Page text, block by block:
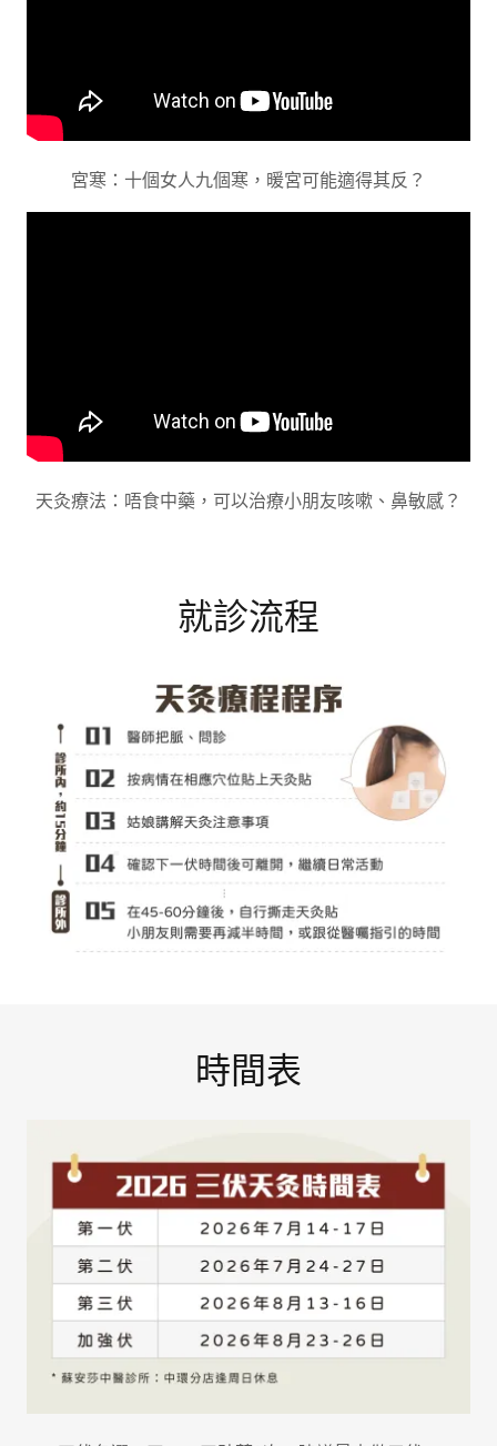
宮寒：十個女人九個寒，暖宮可能適得其反？
天灸療法：唔食中藥，可以治療小朋友咳嗽、鼻敏感？
就診流程
時間表